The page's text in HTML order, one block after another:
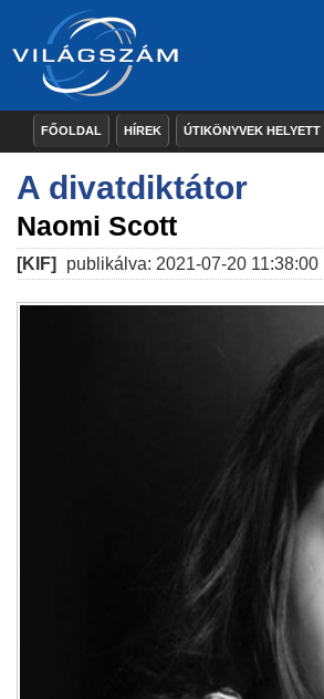
FŐOLDAL HÍREK ÚTIKÖNYVEK HELYETT
A divatdiktátor
Naomi Scott
[KIF] publikálva: 2021-07-20 11:38:00 |